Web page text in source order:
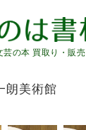
芸の本 買取り・販売
朗美術館